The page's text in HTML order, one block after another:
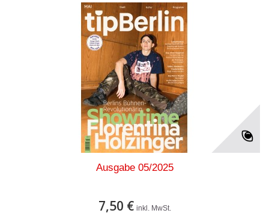
Ausgabe 05/2025
7,50 € inkl. MwSt.